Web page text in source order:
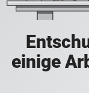
einige